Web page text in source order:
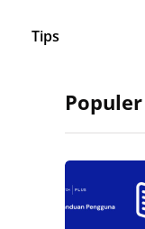
Tips
Populer